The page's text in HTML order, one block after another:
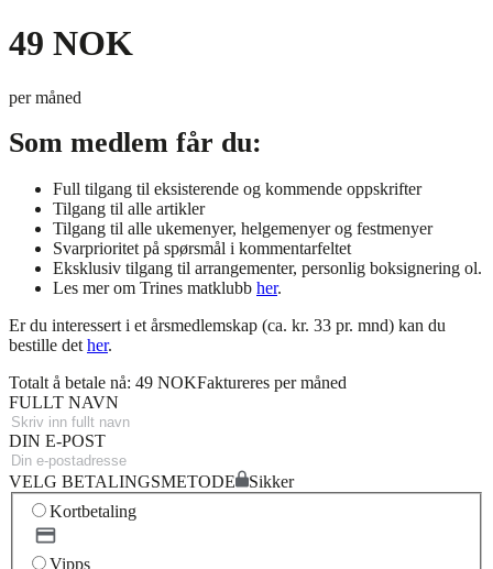
49 NOK
per måned
Som medlem får du:
Full tilgang til eksisterende og kommende oppskrifter
Tilgang til alle artikler
Tilgang til alle ukemenyer, helgemenyer og festmenyer
Svarprioritet på spørsmål i kommentarfeltet
Eksklusiv tilgang til arrangementer, personlig boksignering ol.
Les mer om Trines matklubb her.
Er du interessert i et årsmedlemskap (ca. kr. 33 pr. mnd) kan du
bestille det her.
Totalt å betale nå: 49 NOKFaktureres per måned
FULLT NAVN
DIN E-POST
VELG BETALINGSMETODE
Sikker
Kortbetaling
Vipps